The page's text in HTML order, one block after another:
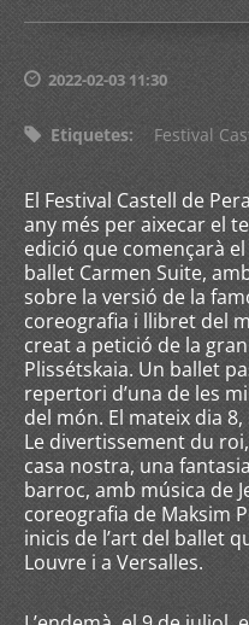
2022-02-03 11:30
Etiquetes: Festival
El Festival Castell de
any més per aixecar el
edició que començarà
ballet Carmen Suite,
sobre la versió de la
coreografia i llibret del
creat a petició de la
Plissétskaia. Un ballet
repertori d’una de les
del món. El mateix dia
Le divertissement du
casa nostra, una
barroc, amb música de
coreografia de Maksim
inicis de l’art del ballet
Louvre i a Versalles.